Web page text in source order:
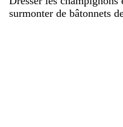
surmonter de bâtonnets